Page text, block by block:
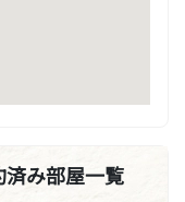
み部屋一覧